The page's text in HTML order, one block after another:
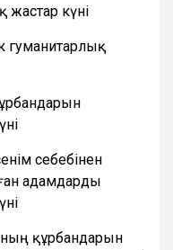
күні
гуманитарлық
себебінен
адамдарды
құрбандарын